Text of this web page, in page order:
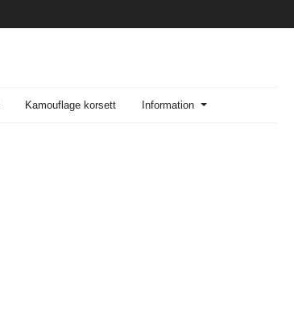
Kamouflage korsett Information